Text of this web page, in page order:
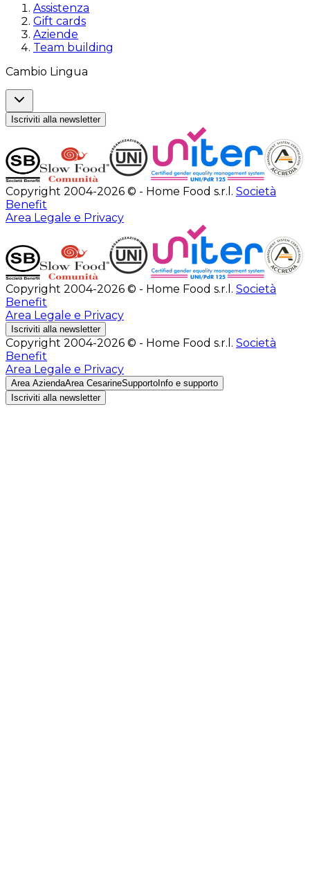
Assistenza
Gift cards
Aziende
Team building
Cambio Lingua
Iscriviti alla newsletter
Copyright 2004-2026 © - Home Food s.r.l. Società
Benefit
Area Legale e Privacy
Copyright 2004-2026 © - Home Food s.r.l. Società
Benefit
Area Legale e Privacy
Iscriviti alla newsletter
Copyright 2004-2026 © - Home Food s.r.l. Società
Benefit
Area Legale e Privacy
Area AziendaArea CesarineSupporto Info e supporto
Iscriviti alla newsletter